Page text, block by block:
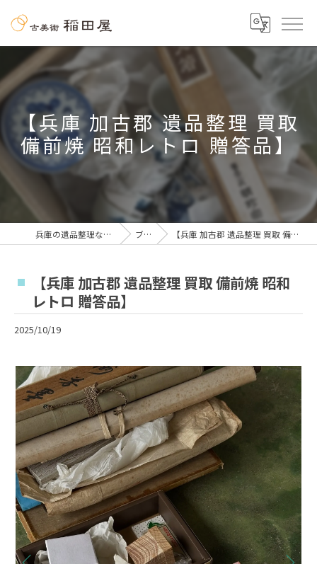
【兵庫 加古郡 遺品整理 買取
備前焼 昭和レトロ 贈答品】
兵庫の遺品整理なら古美術 稲田屋 ブログ 【兵庫 加古郡 遺品整理 買取 備前焼 昭和レトロ 贈答品】
【兵庫 加古郡 遺品整理 買取 備前焼 昭和
レトロ 贈答品】
2025/10/19